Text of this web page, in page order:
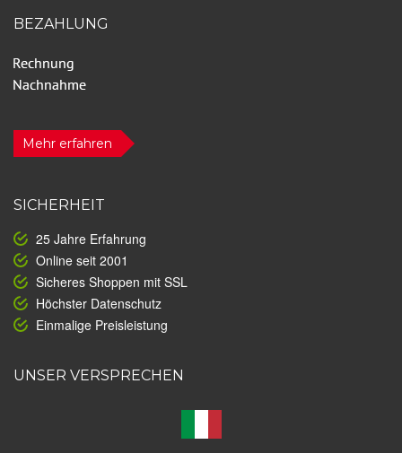
BEZAHLUNG
Mehr erfahren
SICHERHEIT
25 Jahre Erfahrung
Online seit 2001
Sicheres Shoppen mit SSL
Höchster Datenschutz
Einmalige Preisleistung
UNSER VERSPRECHEN